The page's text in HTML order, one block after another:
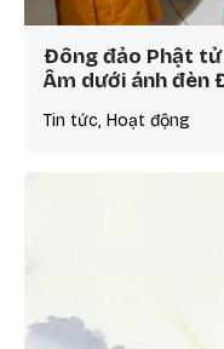
Đông đảo Phật tử
Âm dưới ánh đèn
Tin tức, Hoạt động